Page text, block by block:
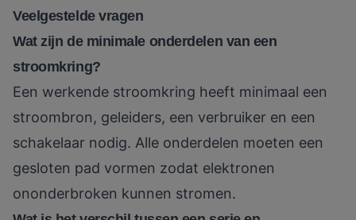
Veelgestelde vragen
Wat zijn de minimale onderdelen van een
stroomkring?
Een werkende stroomkring heeft minimaal een
stroombron, geleiders, een verbruiker en een
schakelaar nodig. Alle onderdelen moeten een
gesloten pad vormen zodat elektronen
ononderbroken kunnen stromen.